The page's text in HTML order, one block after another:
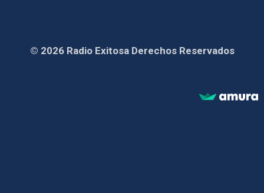
© 2026 Radio Exitosa Derechos Reservados